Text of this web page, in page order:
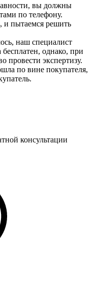
вы должны
по телефону.
и пытаемся решить
наш специалист
однако, при
провести экспертизу.
по вине покупателя,
консультации